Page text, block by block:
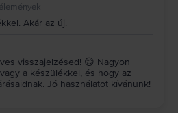
Akár az új.
visszajelzésed! 😊 Nagyon
a készülékkel, és hogy az
Jó használatot kívánunk!